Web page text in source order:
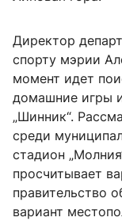
Директор
спорту мэрии
момент идет
домашние игры
„Шинник“.
среди
стадион
просчитывает
правительство
вариант